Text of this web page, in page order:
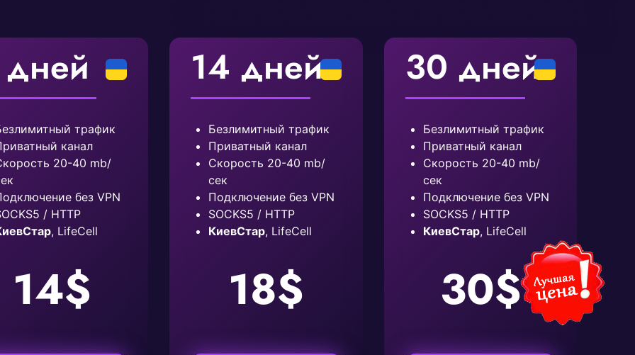
трафик
канал
20-40 mb/
без VPN
/ HTTP
, LifeCell
14$
14 дней
Безлимитный трафик
Приватный канал
Скорость 20-40 mb/
сек
Подключение без VPN
SOCKS5 / HTTP
КиевСтар, LifeCell
18$
30 дней
Безлимитный трафик
Приватный канал
Скорость 20-40 mb/
сек
Подключение без VPN
SOCKS5 / HTTP
КиевСтар, LifeCell
30$